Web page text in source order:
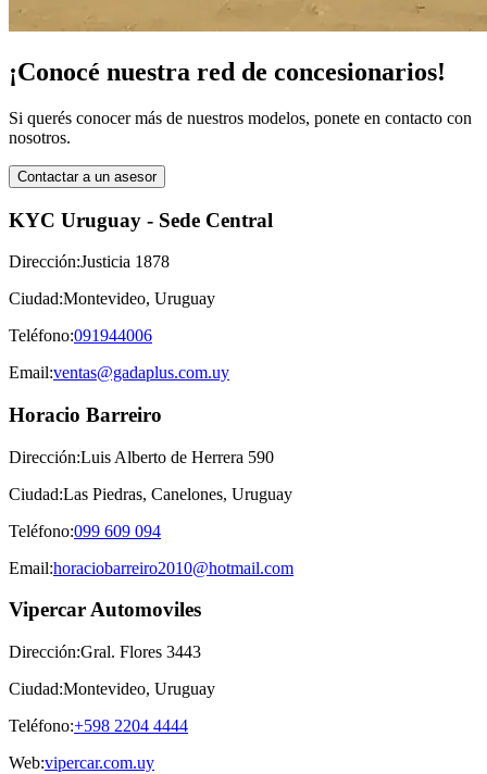
¡Conocé nuestra red de concesionarios!
Si querés conocer más de nuestros modelos, ponete en contacto con
nosotros.
Contactar a un asesor
KYC Uruguay - Sede Central
Dirección:Justicia 1878
Ciudad:Montevideo, Uruguay
Teléfono:091944006
Email:ventas@gadaplus.com.uy
Horacio Barreiro
Dirección:Luis Alberto de Herrera 590
Ciudad:Las Piedras, Canelones, Uruguay
Teléfono:099 609 094
Email:horaciobarreiro2010@hotmail.com
Vipercar Automoviles
Dirección:Gral. Flores 3443
Ciudad:Montevideo, Uruguay
Teléfono:+598 2204 4444
Web:vipercar.com.uy